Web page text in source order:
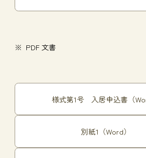
PDF 文書
様式第1号 入居申込書（
別紙1（Word）